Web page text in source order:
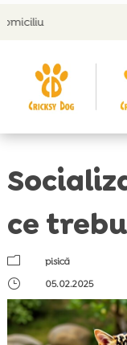
ce
m
pisică
}
05.02.2025